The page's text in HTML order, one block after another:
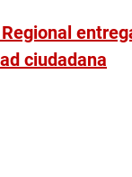
ciudadana